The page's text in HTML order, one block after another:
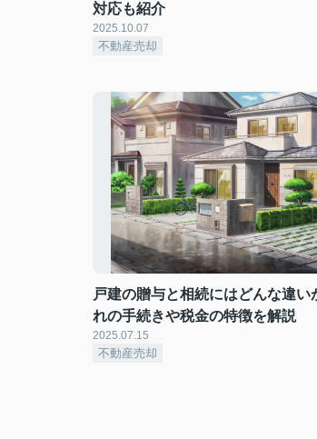
対応も紹介
2025.10.07
不動産売却
戸建の贈与と相続にはどんな違い
れの手続きや税金の特徴を解説
2025.07.15
不動産売却